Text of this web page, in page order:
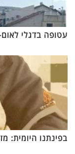
עטופה בדגלי
בפינתנו היומית: